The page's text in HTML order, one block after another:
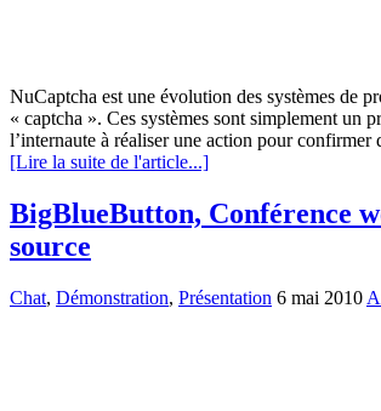
NuCaptcha est une évolution des systèmes de
« captcha ». Ces systèmes sont simplement un
l’internaute à réaliser une action pour confirmer
[Lire la suite de l'article...]
BigBlueButton, Conférence
source
Chat, Démonstration, Présentation 6 mai 2010